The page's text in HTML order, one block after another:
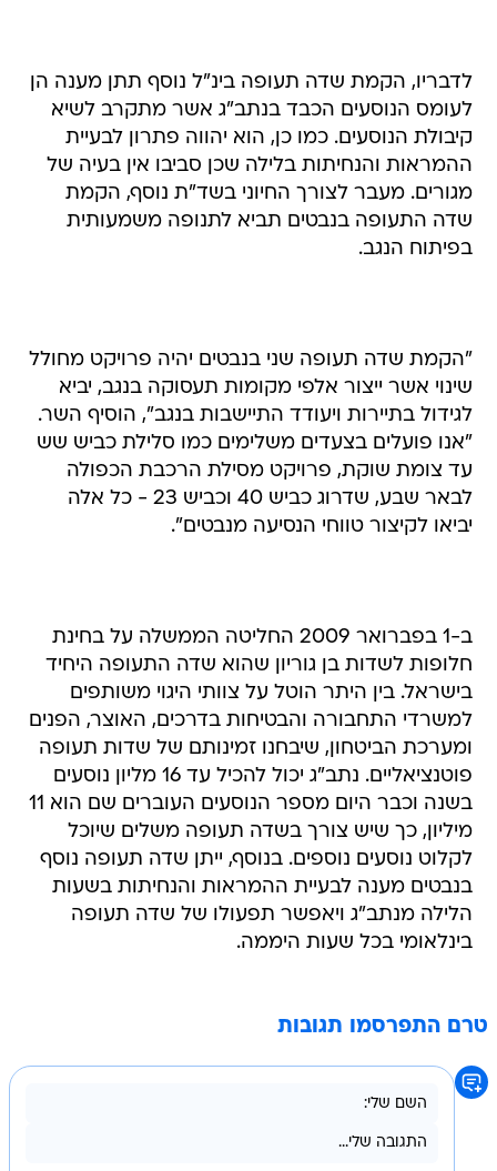
לדבריו, הקמת שדה תעופה בינ"ל נוסף תתן מענה הן
לעומס הנוסעים הכבד בנתב"ג אשר מתקרב לשיא
קיבולת הנוסעים. כמו כן, הוא יהווה פתרון לבעיית
ההמראות והנחיתות בלילה שכן סביבו אין בעיה של
מגורים. מעבר לצורך החיוני בשד"ת נוסף, הקמת
שדה התעופה בנבטים תביא לתנופה משמעותית
בפיתוח הנגב.
"הקמת שדה תעופה שני בנבטים יהיה פרויקט מחולל
שינוי אשר ייצור אלפי מקומות תעסוקה בנגב, יביא
לגידול בתיירות ויעודד התיישבות בנגב", הוסיף השר.
"אנו פועלים בצעדים משלימים כמו סלילת כביש שש
עד צומת שוקת, פרויקט מסילת הרכבת הכפולה
לבאר שבע, שדרוג כביש 40 וכביש 23 - כל אלה
יביאו לקיצור טווחי הנסיעה מנבטים".
ב-1 בפברואר 2009 החליטה הממשלה על בחינת
חלופות לשדות בן גוריון שהוא שדה התעופה היחיד
בישראל. בין היתר הוטל על צוותי היגוי משותפים
למשרדי התחבורה והבטיחות בדרכים, האוצר, הפנים
ומערכת הביטחון, שיבחנו זמינותם של שדות תעופה
פוטנציאליים. נתב"ג יכול להכיל עד 16 מליון נוסעים
בשנה וכבר היום מספר הנוסעים העוברים שם הוא 11
מיליון, כך שיש צורך בשדה תעופה משלים שיוכל
לקלוט נוסעים נוספים. בנוסף, ייתן שדה תעופה נוסף
בנבטים מענה לבעיית ההמראות והנחיתות בשעות
הלילה מנתב"ג ויאפשר תפעולו של שדה תעופה
בינלאומי בכל שעות היממה.
טרם התפרסמו תגובות